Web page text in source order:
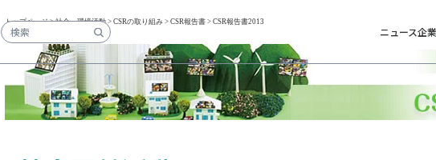
検索キーワード入力 ニュース企
トップページ>社会・環境活動> CSRの取り組み > CSR報告書 > CSR報告書2013